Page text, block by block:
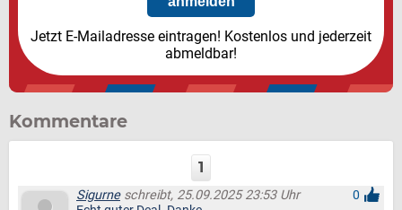
Jetzt E-Mailadresse eintragen! Kostenlos und jederzeit
abmeldbar!
Kommentare
1
Sigurneschreibt, 25.09.2025 23:53 Uhr
0